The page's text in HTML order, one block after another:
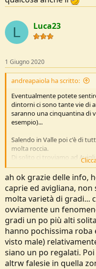
L Luca23
1 Giugno 2020
andreapaiola ha scritto:
Eventualmente potete
dintorni ci sono tante vie di
saranno una cinquantina di
esempio)...
Salendo in Valle poi c'è di
molta roccia.
Di solito ci troviamo ad
da Torino.
ah ok grazie delle info,
caprie ed avigliana,
molta varietà di gradi...
ovviamente un
gradi un po più alti
hanno pochissima roba
visto male)
siano un po regalati.
altrw falesie in quella